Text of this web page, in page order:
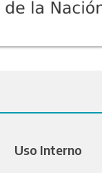
Uso Interno